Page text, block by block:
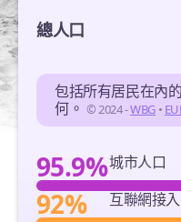
總人口
包括所有居民在內
何。 © 2024 -WBG •
95.9%城市人口
92% 互聯網接入